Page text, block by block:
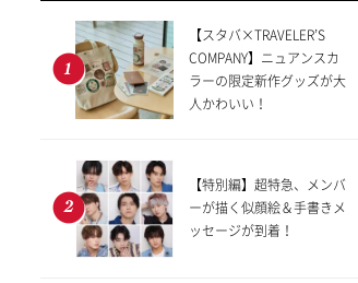
【スタバ×TRAVELER’S
COMPANY】ニュアンスカ
ラーの限定新作グッズが大
人かわいい！
【特別編】超特急、メンバ
ーが描く似顔絵＆手書きメ
ッセージが到着！